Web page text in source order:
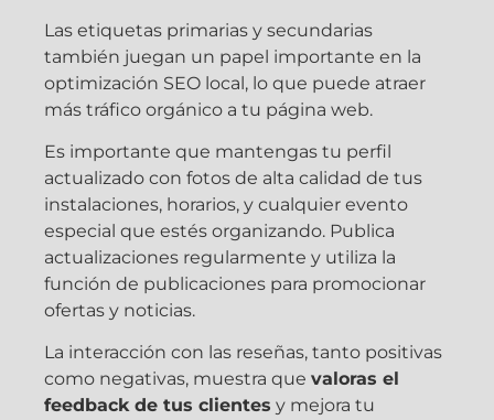
Las etiquetas primarias y secundarias
también juegan un papel importante en la
optimización SEO local, lo que puede atraer
más tráfico orgánico a tu página web.
Es importante que mantengas tu perfil
actualizado con fotos de alta calidad de tus
instalaciones, horarios, y cualquier evento
especial que estés organizando. Publica
actualizaciones regularmente y utiliza la
función de publicaciones para promocionar
ofertas y noticias.
La interacción con las reseñas, tanto positivas
como negativas, muestra que valoras el
feedback de tus clientes y mejora tu